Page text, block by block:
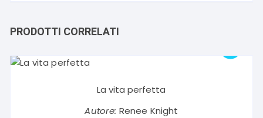
PRODOTTI CORRELATI
La vita perfetta
Autore: Renee Knight